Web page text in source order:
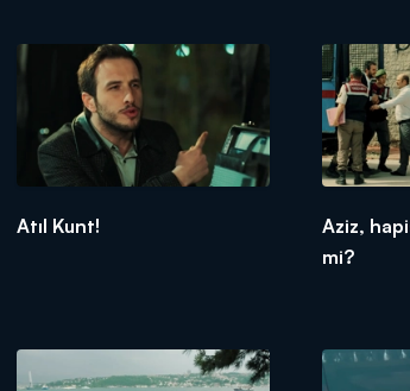
Atıl Kunt!
Aziz,
mi?